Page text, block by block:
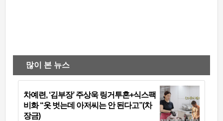
많이 본 뉴스
차예련, ‘김부장’ 주상욱 링거투혼+식스팩
비화 “옷 벗는데 아저씨는 안 된다고”(차
장금)